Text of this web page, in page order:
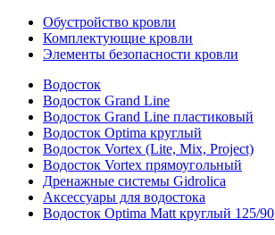
Обустройство кровли
Комплектующие кровли
Элементы безопасности кровли
Водосток
Водосток Grand Line
Водосток Grand Line пластиковый
Водосток Optima круглый
Водосток Vortex (Lite, Mix, Project)
Водосток Vortex прямоугольный
Дренажные системы Gidrolica
Аксессуары для водостока
Водосток Optima Matt круглый 125/90